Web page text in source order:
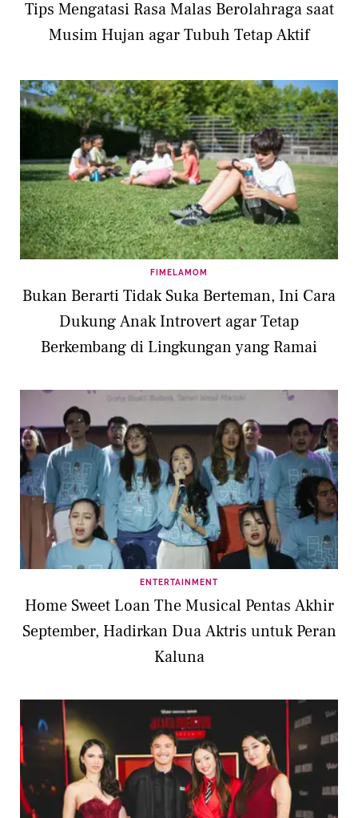
Tips Mengatasi Rasa Malas Berolahraga saat
Musim Hujan agar Tubuh Tetap Aktif
FIMELAMOM
Bukan Berarti Tidak Suka Berteman, Ini Cara
Dukung Anak Introvert agar Tetap
Berkembang di Lingkungan yang Ramai
ENTERTAINMENT
Home Sweet Loan The Musical Pentas Akhir
September, Hadirkan Dua Aktris untuk Peran
Kaluna